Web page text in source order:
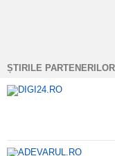
ȘTIRILE